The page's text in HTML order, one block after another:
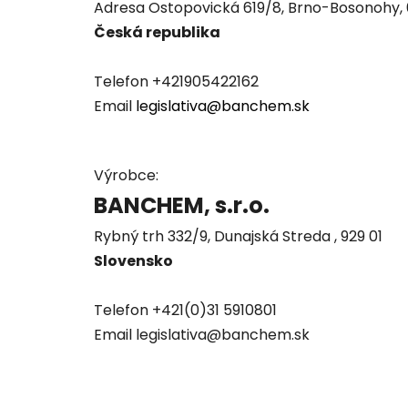
Adresa Ostopovická 619/8, Brno-Bosonohy,
Česká republika
Telefon +421905422162
Email legislativa@banchem.sk
Výrobce:
BANCHEM, s.r.o.
Rybný trh 332/9, Dunajská Streda , 929 01
Slovensko
Telefon +421(0)31 5910801
Email legislativa@banchem.sk